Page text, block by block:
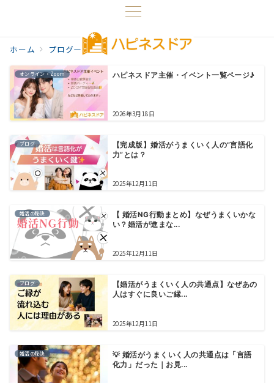
ホーム プログ一覧 婚活イベント
オンライン・Zoom ハピネスドア主催・イベント一覧ページ♪
2026年3月18日
ブログ
【完成版】婚活がうまくいく人の“言語化
力”とは？
2025年12月11日
婚活の秘訣
【 婚活NG行動まとめ】なぜうまくいかな
い？婚活が進まな...
2025年12月11日
ブログ
【婚活がうまくいく人の共通点】なぜあの
人はすぐに良いご縁...
2025年12月11日
婚活の秘訣
💡 婚活がうまくいく人の共通点は「言語
化力」だった｜お見...